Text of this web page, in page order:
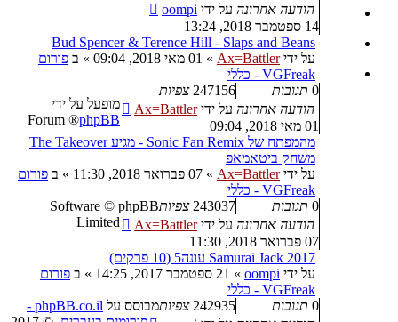
הודעה אחרונה על ידי oompi
14 ספטמבר 2018, 13:24
Bud Spencer & Terence Hill - Slaps and Beans
על ידיAx=Battler
» 01 מאי 2018, 09:04 » ב פורום
VGFreak - כללי
0 תגובות 247156 צפיות
הודעה אחרונה על ידיAx=Battler
01 מאי 2018, 09:04
מהמפתח של Sonic Fan Remix - מגיע The Takeover
משחק ביטאמאפ
על ידיAx=Battler
» 07 פברואר 2018, 11:30 » ב פורום
VGFreak - כללי
0 תגובות 243037 צפיות
הודעה אחרונה על ידיAx=Battler
07 פברואר 2018, 11:30
Samurai Jack 2017 עונה5 (10 פרקים)
על ידי oompi
» 21 ספטמבר 2017, 14:25 » ב פורום
VGFreak - כללי
0 תגובות 242935 צפיות
מופעל על ידי
phpBB
® Forum
Software © phpBB
Limited
מבוסס על
phpBB.co.il -